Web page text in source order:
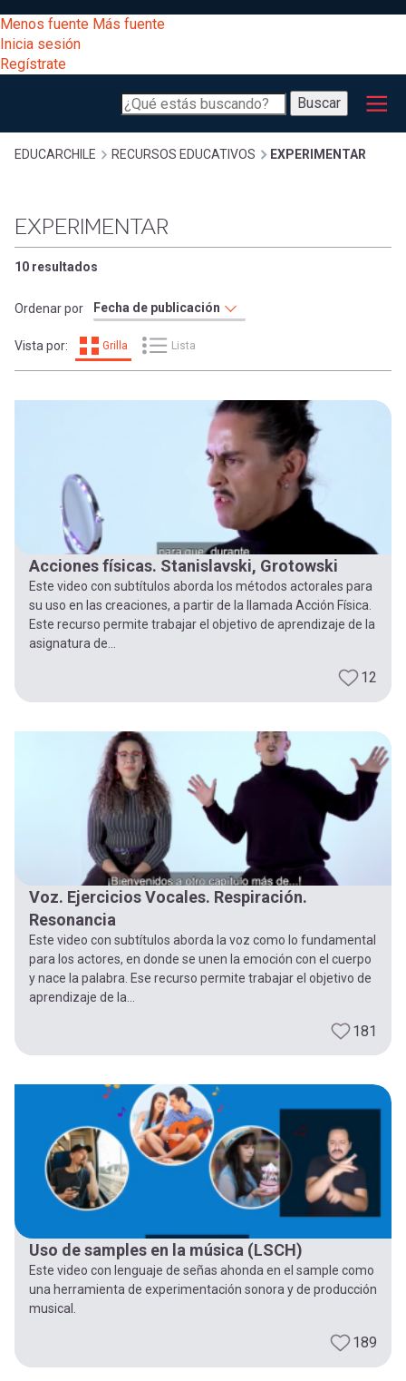
al
contenido
principal
[Educarchile
Escritorio]
Menú
entrar
a
mi
Menos fuente Más fuente
Inicia sesión
Regístrate
Buscar
Buscar
Menú
principal
Desarrollo
Expand
Gestión
Comunidad
Expand
Expand
[Educarchile
Mobile]
Menú
entrar
mi
cuenta
Inicia
sesión
Sobrescribir
enlaces
de
ayuda
a
navegación
EDUCARCHILE RECURSOS EDUCATIVOS EXPERIMENTAR
EXPERIMENTAR
10 resultados
Ordenar por
Vista por: Grilla Lista
Acciones físicas. Stanislavski, Grotowski
Este video con subtítulos aborda los métodos actorales para
su uso en las creaciones, a partir de la llamada Acción Física.
Este recurso permite trabajar el objetivo de aprendizaje de la
asignatura de...
12
Voz. Ejercicios Vocales. Respiración.
Resonancia
Este video con subtítulos aborda la voz como lo fundamental
para los actores, en donde se unen la emoción con el cuerpo
y nace la palabra. Ese recurso permite trabajar el objetivo de
aprendizaje de la...
181
Uso de samples en la música (LSCH)
Este video con lenguaje de señas ahonda en el sample como
una herramienta de experimentación sonora y de producción
musical.
189